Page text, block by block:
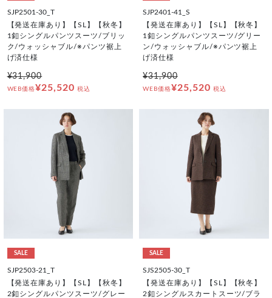
SJP2501-30_T
【発送在庫あり】【SL】【秋冬】
1釦シングルパンツスーツ/ブリッ
ク/ウォッシャブル/※パンツ裾上
げ済仕様
¥31,900
WEB価格¥25,520 税込
SJP2401-41_S
【発送在庫あり】【SL】【秋冬】
1釦シングルパンツスーツ/グリー
ン/ウォッシャブル/※パンツ裾上
げ済仕様
¥31,900
WEB価格¥25,520 税込
SALE
SJP2503-21_T
【発送在庫あり】【SL】【秋冬】
2釦シングルパンツスーツ/グレー
SALE
SJS2505-30_T
【発送在庫あり】【SL】【秋冬】
2釦シングルスカートスーツ/ブラ